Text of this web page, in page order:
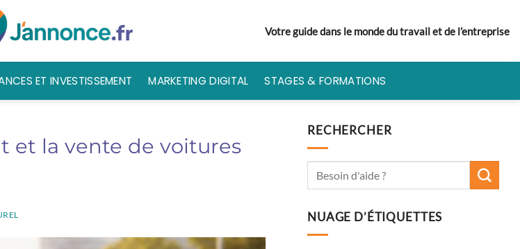
Votre guide dans le monde du travail et de l’entreprise
ET INVESTISSEMENT MARKETING DIGITAL STAGES & FORMATIONS
et la vente de voitures
RECHERCHER
NUAGE D’ÉTIQUETTES